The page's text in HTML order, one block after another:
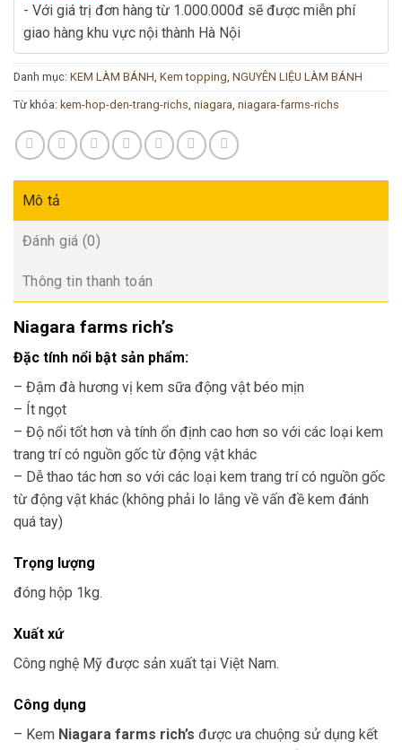
- Với giá trị đơn hàng từ 1.000.000đ sẽ được miễn phí
giao hàng khu vực nội thành Hà Nội
Danh mục: KEM LÀM BÁNH Kem topping NGUYÊN LIỆU LÀM BÁNH
Từ khóa: kem-hop-den-trang-richs niagara niagara-farms-richs
Mô tả
Đánh giá (0)
Thông tin thanh toán
Niagara farms rich’s
Đặc tính nổi bật sản phẩm:
– Đậm đà hương vị kem sữa động vật béo mịn
– Ít ngọt
– Độ nổi tốt hơn và tính ổn định cao hơn so với các loại kem
trang trí có nguồn gốc từ động vật khác
– Dễ thao tác hơn so với các loại kem trang trí có nguồn gốc
từ động vật khác (không phải lo lắng về vấn đề kem đánh
quá tay)
Trọng lượng
đóng hộp 1kg.
Xuất xứ
Công nghệ Mỹ được sản xuất tại Việt Nam.
Công dụng
– Kem Niagara farms rich’s được ưa chuộng sử dụng kết